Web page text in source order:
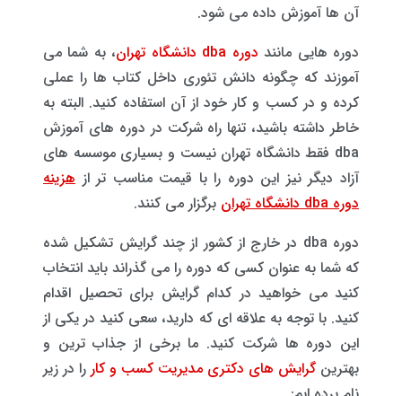
آن ها آموزش داده می شود.
دوره هایی مانند دوره dba دانشگاه تهران
، به شما می
آموزند که چگونه دانش تئوری داخل کتاب ها را عملی
کرده و در کسب و کار خود از آن استفاده کنید. البته به
خاطر داشته باشید، تنها راه شرکت در دوره های آموزش
dba فقط دانشگاه تهران نیست و بسیاری موسسه های
آزاد دیگر نیز این دوره را با قیمت مناسب تر از هزینه
دوره dba دانشگاه تهران
برگزار می کنند.
دوره dba در خارج از کشور از چند گرایش تشکیل شده
که شما به عنوان کسی که دوره را می گذراند باید انتخاب
کنید می خواهید در کدام گرایش برای تحصیل اقدام
کنید. با توجه به علاقه ای که دارید، سعی کنید در یکی از
این دوره ها شرکت کنید. ما برخی از جذاب ترین و
بهترین گرایش های دکتری مدیریت کسب و کار را در زیر